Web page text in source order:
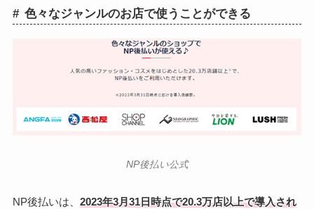
色々なジャンルのお店で使うことができる
NP後払い公式
NP後払いは、 2023年3月31日時点で20.3万店以上で導入され